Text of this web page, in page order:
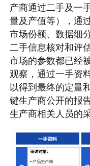
产商通过二手及一
量及产值等），通
市场份额、数据细
二手信息核对和评
市场的参数都已经
观察，通过一手资
以得到最终的定量
键生产商公开的报
生产商相关人员的